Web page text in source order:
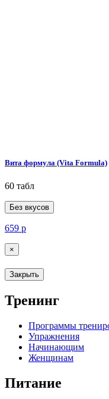
Вита формула (Vita Formula)
60 табл
Без вкусов
659 р
×
Закрыть
Тренинг
Программы
Упражнения
Начинающим
Женщинам
Питание